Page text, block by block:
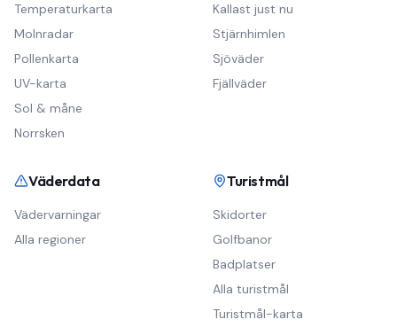
Temperaturkarta
Molnradar
Pollenkarta
UV-karta
Sol & måne
Norrsken
Kallast just nu
Stjärnhimlen
Sjöväder
Fjällväder
Väderdata
Vädervarningar
Alla regioner
Turistmål
Skidorter
Golfbanor
Badplatser
Alla turistmål
Turistmål-karta